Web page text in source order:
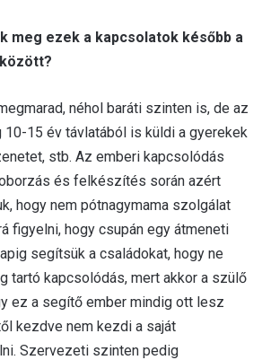
meg ezek a kapcsolatok később a
néhol baráti szinten is, de az
10-15 év távlatából is küldi a gyerekek
stb. Az emberi kapcsolódás
és felkészítés során azért
hogy nem pótnagymama szolgálat
figyelni, hogy csupán egy átmeneti
segítsük a családokat, hogy ne
tartó kapcsolódás, mert akkor a szülő
ez a segítő ember mindig ott lesz
kezdve nem kezdi a saját
Szervezeti szinten pedig